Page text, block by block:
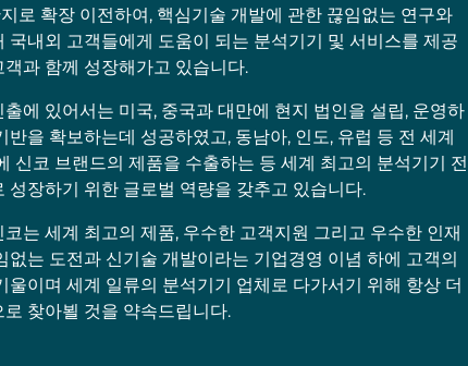
로 확장 이전하여, 핵심기술 개발에 관한 끊임없는 연구와
국내외 고객들에게 도움이 되는 분석기기 및 서비스를 제공
객과 함께 성장해가고 있습니다.
에 있어서는 미국, 중국과 대만에 현지 법인을 설립, 운영하
반을 확보하는데 성공하였고, 동남아, 인도, 유럽 등 전 세계
신코 브랜드의 제품을 수출하는 등 세계 최고의 분석기기 전
성장하기 위한 글로벌 역량을 갖추고 있습니다.
코는 세계 최고의 제품, 우수한 고객지원 그리고 우수한 인재
없는 도전과 신기술 개발이라는 기업경영 이념 하에 고객의
울이며 세계 일류의 분석기기 업체로 다가서기 위해 항상 더
로 찾아뵐 것을 약속드립니다.